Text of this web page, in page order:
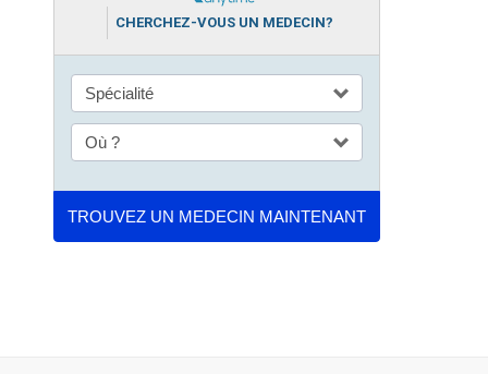
CHERCHEZ-VOUS UN MEDECIN?